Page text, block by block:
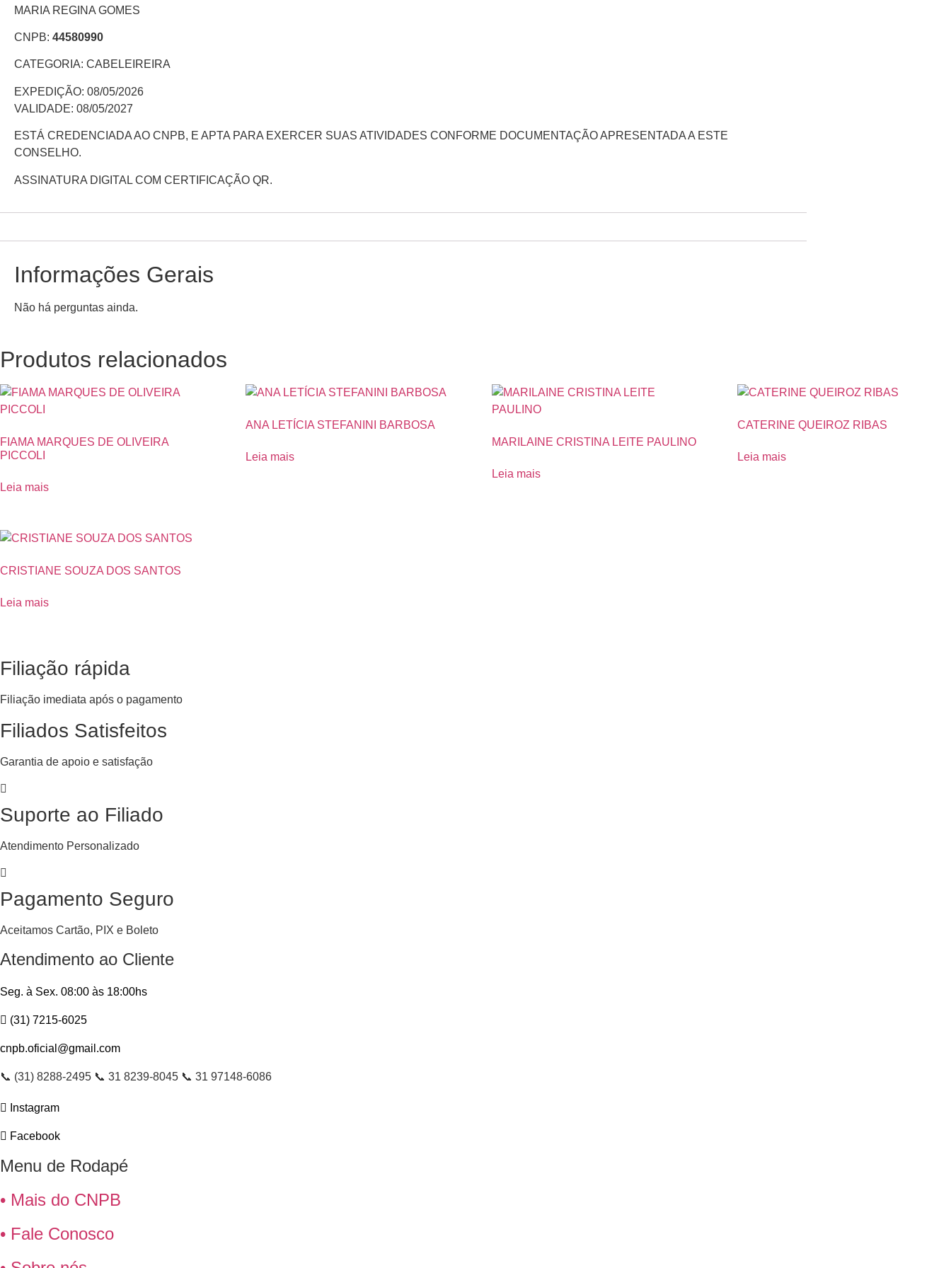
MARIA REGINA GOMES
CNPB: 44580990
CATEGORIA: CABELEIREIRA
EXPEDIÇÃO: 08/05/2026
VALIDADE: 08/05/2027
ESTÁ CREDENCIADA AO CNPB, E APTA PARA EXERCER SUAS ATIVIDADES CONFORME DOCUMENTAÇÃO APRESENTADA A ESTE
CONSELHO.
ASSINATURA DIGITAL COM CERTIFICAÇÃO QR.
Informações Gerais
Não há perguntas ainda.
Produtos relacionados
FIAMA MARQUES DE OLIVEIRA
PICCOLI
Leia mais
ANA LETÍCIA STEFANINI BARBOSA
Leia mais
MARILAINE CRISTINA LEITE PAULINO
Leia mais
CATERINE QUEIROZ RIBAS
Leia mais
CRISTIANE SOUZA DOS SANTOS
Leia mais
Filiação rápida
Filiação imediata após o pagamento
Filiados Satisfeitos
Garantia de apoio e satisfação
Suporte ao Filiado
Atendimento Personalizado
Pagamento Seguro
Aceitamos Cartão, PIX e Boleto
Atendimento ao Cliente
Seg. à Sex. 08:00 às 18:00hs
(31) 7215-6025
cnpb.oficial@gmail.com
📞 (31) 8288-2495 📞 31 8239-8045 📞 31 97148-6086
Instagram
Facebook
Menu de Rodapé
• Mais do CNPB
• Fale Conosco